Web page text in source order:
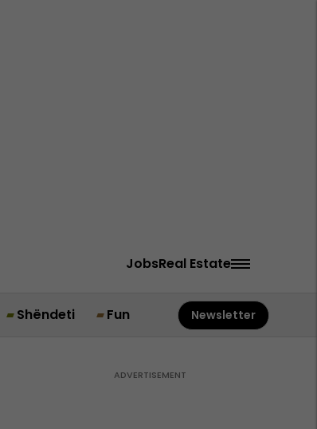
JobsReal Estate
Shëndeti Fun Newsletter